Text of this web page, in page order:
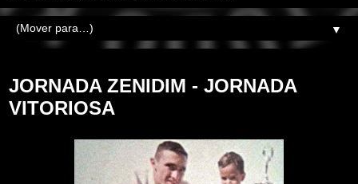
▼
JORNADA ZENIDIM - JORNADA
VITORIOSA